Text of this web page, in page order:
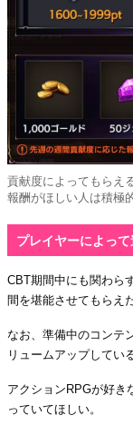
貢献度によってもらえ
報酬がほしい人は積極
プレイヤーによっ
CBT期間中にも関わら
間を堪能させてもらえ
なお、準備中のコンテ
リュームアップしてい
アクションRPGが好き
っていてほしい。